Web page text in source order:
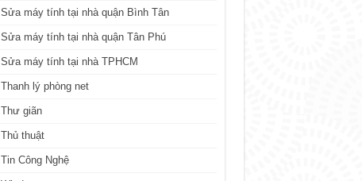
Sửa máy tính tại nhà quận Bình Tân
Sửa máy tính tại nhà quận Tân Phú
Sửa máy tính tại nhà TPHCM
Thanh lý phòng net
Thư giãn
Thủ thuật
Tin Công Nghệ